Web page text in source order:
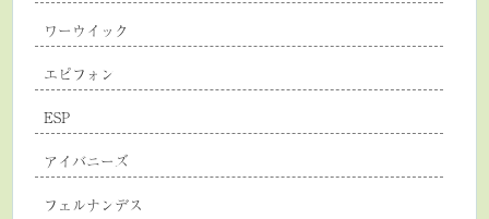
ワーウイック
エピフォン
ESP
アイバニーズ
フェルナンデス